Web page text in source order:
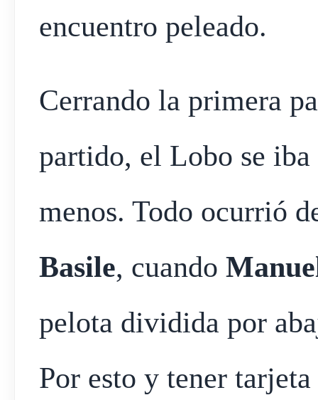
encuentro peleado.
Cerrando la primera
partido, el Lobo se
menos. Todo ocurrió
Basile, cuando
pelota dividida por
Por esto y tener